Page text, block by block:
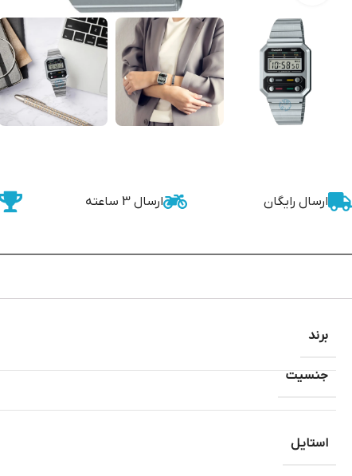
ارسال رایگان ارسال 3 ساعته
جنسیت
استایل
برند